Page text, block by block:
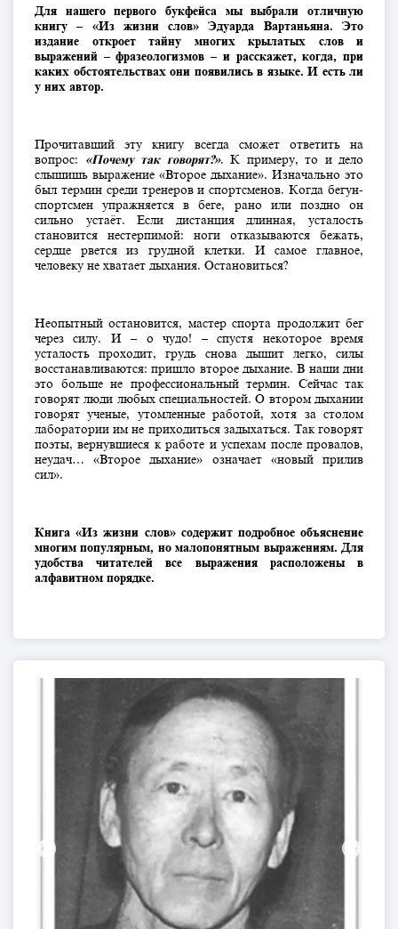
Для нашего первого букфейса мы выбрали отличную
книгу – «Из жизни слов» Эдуарда Вартаньяна. Это
издание откроет тайну многих крылатых слов и
выражений – фразеологизмов – и расскажет, когда, при
каких обстоятельствах они появились в языке. И есть ли
у них автор.
Прочитавший эту книгу всегда сможет ответить на
вопрос: «Почему так говорят?». К примеру, то и дело
слышишь выражение «Второе дыхание». Изначально это
был термин среди тренеров и спортсменов. Когда бегун-
спортсмен упражняется в беге, рано или поздно он
сильно устаёт. Если дистанция длинная, усталость
становится нестерпимой: ноги отказываются бежать,
сердце рвется из грудной клетки. И самое главное,
человеку не хватает дыхания. Остановиться?
Неопытный остановится, мастер спорта продолжит бег
через силу. И – о чудо! – спустя некоторое время
усталость проходит, грудь снова дышит легко, силы
восстанавливаются: пришло второе дыхание. В наши дни
это больше не профессиональный термин. Сейчас так
говорят люди любых специальностей. О втором дыхании
говорят ученые, утомленные работой, хотя за столом
лаборатории им не приходиться задыхаться. Так говорят
поэты, вернувшиеся к работе и успехам после провалов,
неудач… «Второе дыхание» означает «новый прилив
сил».
Книга «Из жизни слов» содержит подробное объяснение
многим популярным, но малопонятным выражениям. Для
удобства читателей все выражения расположены в
алфавитном порядке.